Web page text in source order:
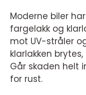
Moderne biler
fargelakk og
mot UV-stråler
klarlakken
Går skaden helt
for rust.